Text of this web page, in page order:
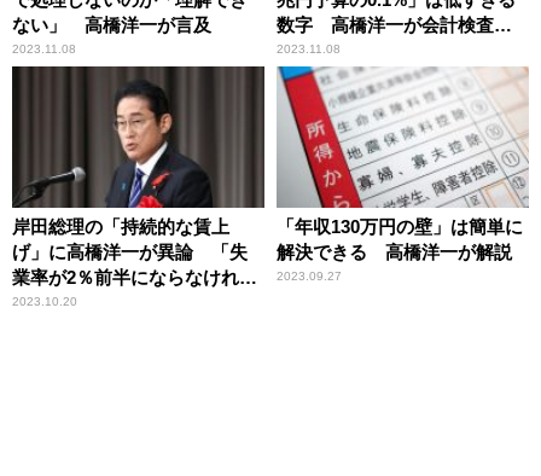
ない」 高橋洋一が言及
2023.11.08
数字 高橋洋一が会計検査院
の報告に疑問
2023.11.08
岸田総理の「持続的な賃上
げ」に高橋洋一が異論 「失
業率が2％前半にならなけれ
ば、賃上げを続けることは難
2023.10.20
「年収130万円の壁」は簡単に
解決できる 高橋洋一が解説
2023.09.27